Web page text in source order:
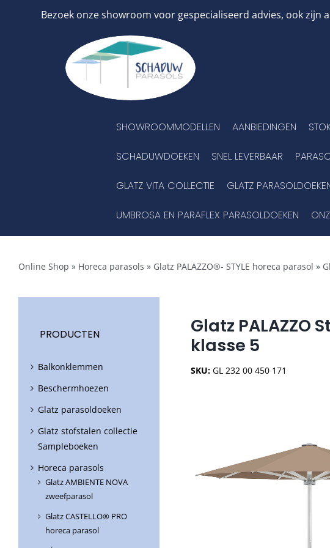
Bezoek onze showroom voor gespecialiseerd advies, ook
SHOWROOMMODELLEN AANBIEDINGEN
SCHADUWDOEKEN SNEL LEVERBAAR
GLATZ VITA COLLECTIE GLATZ
UMBROSA EN PARAFLEX PARASOLDOEKEN
Online Shop » Horeca parasols » Glatz PALAZZO®- STYLE horeca parasol »
Glatz PALAZZO
klasse 5
SKU:GL 232 00 450 171
PRODUCTEN
Balkonklemmen
Beschermhoezen
Glatz parasoldoeken
Glatz stofstalen collectie
Sampleboeken
Horeca parasols
Glatz AMBIENTE NOVA
zweefparasol
Glatz CASTELLO® PRO
horeca parasol